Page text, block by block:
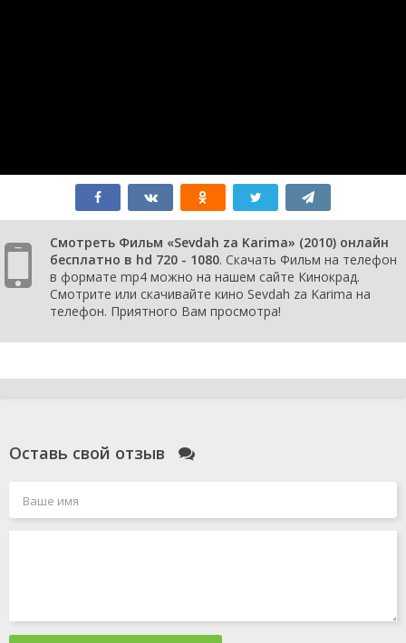
Смотреть Фильм «Sevdah za Karima» (2010) онлайн
бесплатно в hd 720 - 1080. Скачать Фильм на телефон
в формате mp4 можно на нашем сайте Кинокрад.
Смотрите или скачивайте кино Sevdah za Karima на
телефон. Приятного Вам просмотра!
Оставь свой отзыв